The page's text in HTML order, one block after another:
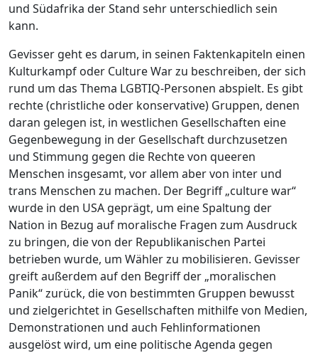
und Südafrika der Stand sehr unterschiedlich sein
kann.
Gevisser geht es darum, in seinen Faktenkapiteln einen
Kulturkampf oder Culture War zu beschreiben, der sich
rund um das Thema LGBTIQ-Personen abspielt. Es gibt
rechte (christliche oder konservative) Gruppen, denen
daran gelegen ist, in westlichen Gesellschaften eine
Gegenbewegung in der Gesellschaft durchzusetzen
und Stimmung gegen die Rechte von queeren
Menschen insgesamt, vor allem aber von inter und
trans Menschen zu machen. Der Begriff „culture war“
wurde in den USA geprägt, um eine Spaltung der
Nation in Bezug auf moralische Fragen zum Ausdruck
zu bringen, die von der Republikanischen Partei
betrieben wurde, um Wähler zu mobilisieren. Gevisser
greift außerdem auf den Begriff der „moralischen
Panik“ zurück, die von bestimmten Gruppen bewusst
und zielgerichtet in Gesellschaften mithilfe von Medien,
Demonstrationen und auch Fehlinformationen
ausgelöst wird, um eine politische Agenda gegen